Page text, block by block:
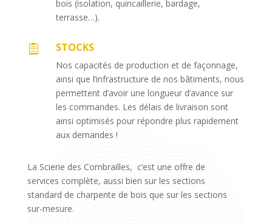
bois (isolation, quincaillerie, bardage,
terrasse…).
 STOCKS
Nos capacités de production et de façonnage,
ainsi que l’infrastructure de nos bâtiments, nous
permettent d’avoir une longueur d’avance sur
les commandes. Les délais de livraison sont
ainsi optimisés pour répondre plus rapidement
aux demandes !
La Scierie des Combrailles, c’est une offre de
services complète, aussi bien sur les sections
standard de charpente de bois que sur les sections
sur-mesure.